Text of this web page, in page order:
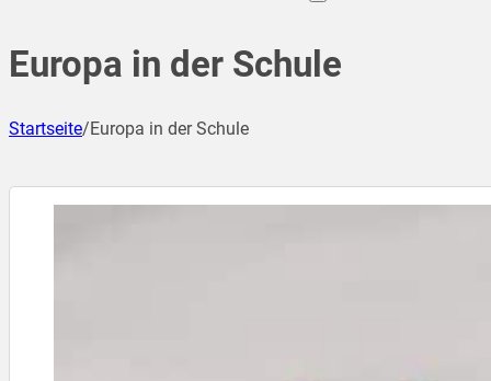
Europa in der Schule
Startseite/Europa in der Schule